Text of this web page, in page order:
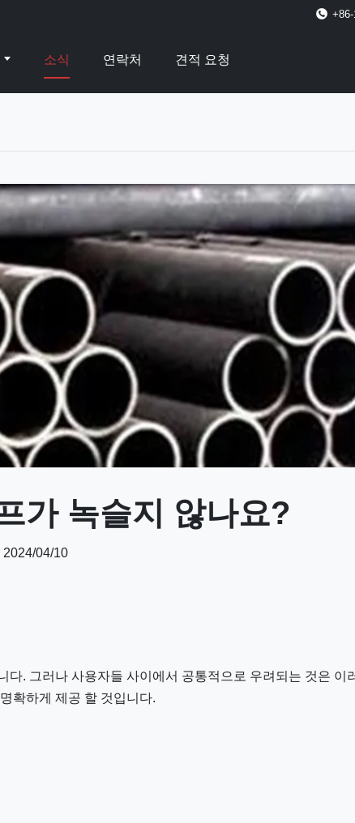
소식 연락처 견적 요청
가 녹슬지 않나요?
2024/04/10
. 그러나 사용자들 사이에서 공통적으로 우려되는 것은 이
확하게 제공 할 것입니다.